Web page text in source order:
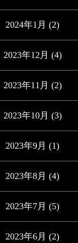
2024年1月 (2)
2023年12月 (4)
2023年11月 (2)
2023年10月 (3)
2023年9月 (1)
2023年8月 (4)
2023年7月 (5)
2023年6月 (2)